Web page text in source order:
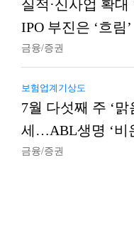
실적·신사업 확대
IPO 부진은 ‘흐림’
금융/증권
보험업계기상도
7월 다섯째 주 ‘맑
세…ABL생명 ‘비
금융/증권